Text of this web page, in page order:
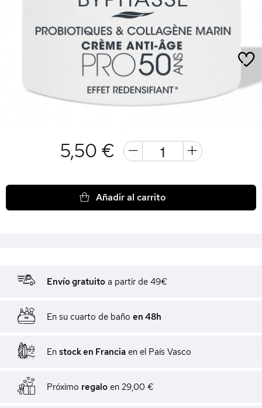
5,50 €
Añadir al carrito
Envío gratuito a partir de 49€
En su cuarto de baño en 48h
En stock en Francia en el País Vasco
Próximo regalo en 29,00 €